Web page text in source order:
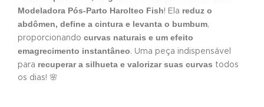
Modeladora Pós-Parto Harolteo Fish! Ela reduz o
abdômen, define a cintura e levanta o bumbum,
proporcionando curvas naturais e um efeito
emagrecimento instantâneo. Uma peça indispensável
para recuperar a silhueta e valorizar suas curvas todos
os dias! 🌸